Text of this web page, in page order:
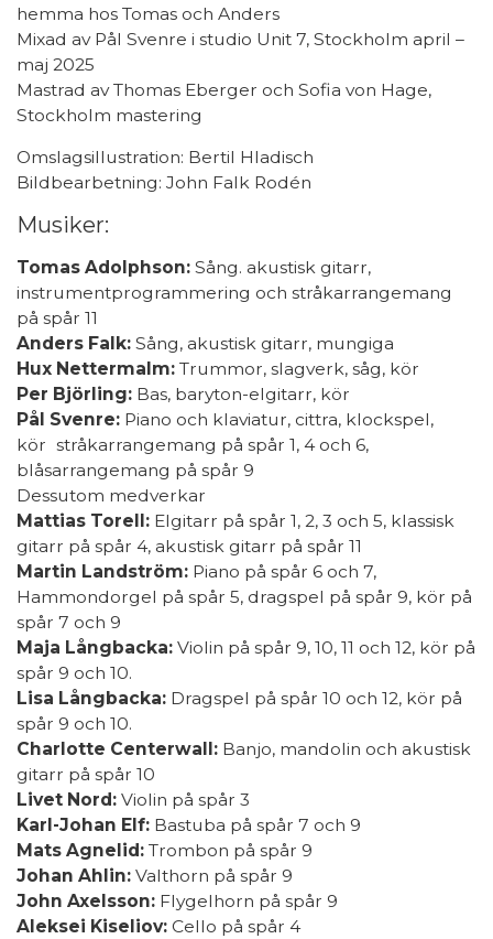
hemma hos Tomas och Anders
Mixad av Pål Svenre i studio Unit 7, Stockholm april –
maj 2025
Mastrad av Thomas Eberger och Sofia von Hage,
Stockholm mastering
Omslagsillustration: Bertil Hladisch
Bildbearbetning: John Falk Rodén
Musiker:
Tomas Adolphson: Sång. akustisk gitarr,
instrumentprogrammering och stråkarrangemang
på spår 11
Anders Falk: Sång, akustisk gitarr, mungiga
Hux Nettermalm: Trummor, slagverk, såg, kör
Per Björling: Bas, baryton-elgitarr, kör
Pål Svenre: Piano och klaviatur, cittra, klockspel,
kör stråkarrangemang på spår 1, 4 och 6,
blåsarrangemang på spår 9
Dessutom medverkar
Mattias Torell: Elgitarr på spår 1, 2, 3 och 5, klassisk
gitarr på spår 4, akustisk gitarr på spår 11
Martin Landström: Piano på spår 6 och 7,
Hammondorgel på spår 5, dragspel på spår 9, kör på
spår 7 och 9
Maja Långbacka: Violin på spår 9, 10, 11 och 12, kör på
spår 9 och 10.
Lisa Långbacka: Dragspel på spår 10 och 12, kör på
spår 9 och 10.
Charlotte Centerwall: Banjo, mandolin och akustisk
gitarr på spår 10
Livet Nord: Violin på spår 3
Karl-Johan Elf: Bastuba på spår 7 och 9
Mats Agnelid: Trombon på spår 9
Johan Ahlin: Valthorn på spår 9
John Axelsson: Flygelhorn på spår 9
Aleksei Kiseliov: Cello på spår 4